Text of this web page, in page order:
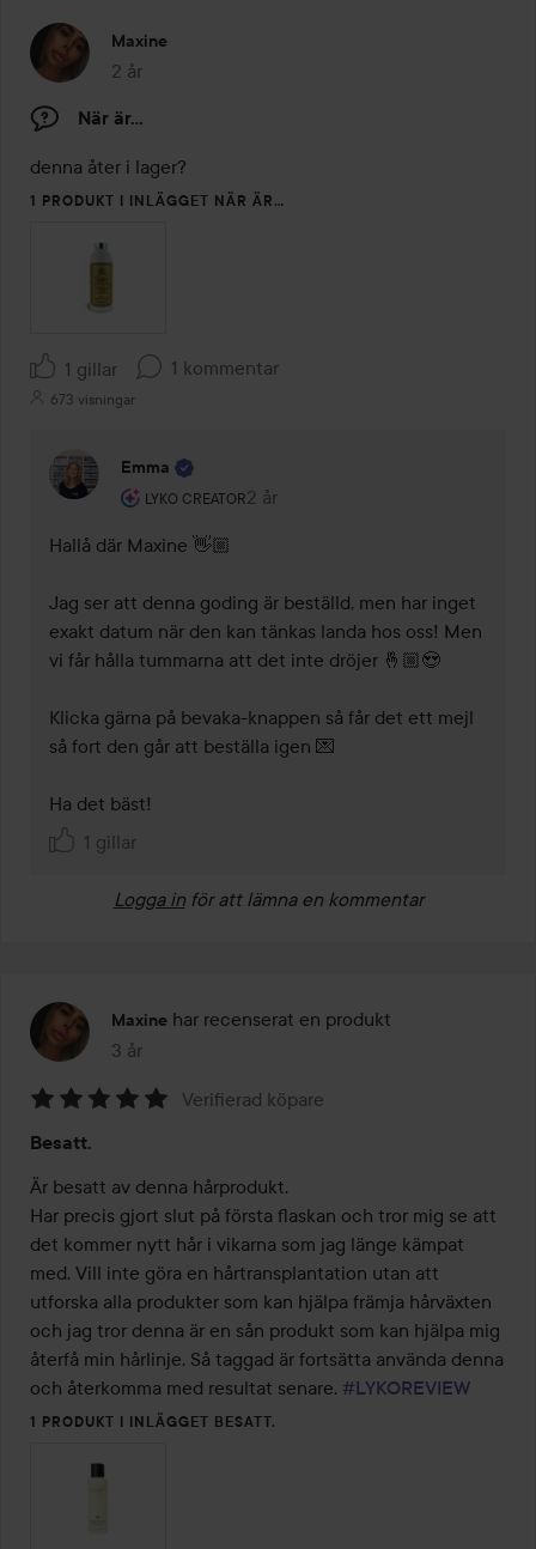
Maxine
2 år
Inlägget skapades 2 år
När är…
denna åter i lager?
1 PRODUKT I INLÄGGET NÄR ÄR…
1 gillar 1 kommentar
673 visningar
Emma
LYKO CREATOR
Användarens roll: Lyko Creator.
2 år
Kommentaren lades 2 år
Hallå där Maxine 👋🏼
Jag ser att denna goding är beställd, men har inget
exakt datum när den kan tänkas landa hos oss! Men
vi får hålla tummarna att det inte dröjer 🤞🏼😍
Klicka gärna på bevaka-knappen så får det ett mejl
så fort den går att beställa igen 💌
Ha det bäst!
1 gillar
Logga in för att lämna en kommentar
Maxine har recenserat en produkt
3 år
Inlägget skapades 3 år
5
av
5
Verifierad köpare
Besatt.
Är besatt av denna hårprodukt.
Har precis gjort slut på första flaskan och tror mig se att
det kommer nytt hår i vikarna som jag länge kämpat
med. Vill inte göra en hårtransplantation utan att
utforska alla produkter som kan hjälpa främja hårväxten
och jag tror denna är en sån produkt som kan hjälpa mig
återfå min hårlinje. Så taggad är fortsätta använda denna
och återkomma med resultat senare. #LYKOREVIEW
1 PRODUKT I INLÄGGET BESATT.